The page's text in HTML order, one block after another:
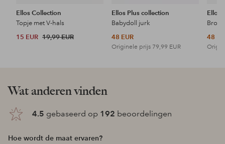
Ellos Collection
Topje met V-hals
15 EUR 19,99 EUR
Ellos Plus collection
Babydoll jurk
48 EUR
Originele prijs 79,99 EUR
Ellos
48
Wat anderen vinden
4.5 gebaseerd op 192 beoordelingen
Hoe wordt de maat ervaren?